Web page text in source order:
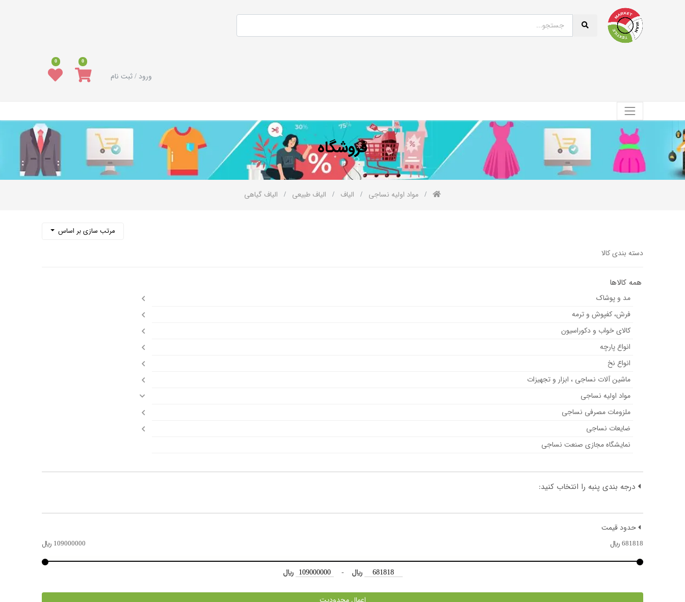
ورود / ثبت نام
0
0
فروشگاه
مواد اولیه نساجی الیاف الیاف طبیعی الیاف گیاهی
مرتب سازی بر اساس
دسته بندی کالا
همه کالاها
مد و پوشاک
فرش، کفپوش و ترمه
کالای خواب و دکوراسیون
انواع پارچه
انواع نخ
ماشین آلات نساجی ، ابزار و تجهیزات
مواد اولیه نساجی
ملزومات مصرفی نساجی
ضایعات نساجی
نمایشگاه مجازی صنعت نساجی
درجه بندی پنبه را انتخاب کنید:
حدود قیمت
681818 ﷼ 109000000 ﷼
﷼ - ﷼